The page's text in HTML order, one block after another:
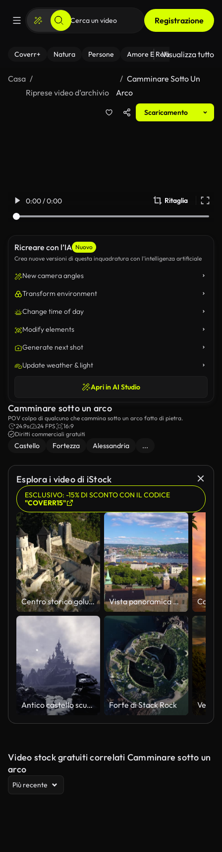
Registrazione
Coverr+ Natura Persone Amore E Relazioni Il
Visualizza tutto
Casa
Riprese video d’archivio
Camminare Sotto Un
Arco
Scaricamento
0:00 / 0:00 Ritaglia
Ricreare con l’IA Nuovo
Crea nuove versioni di questa inquadratura con l’intelligenza artificiale
New camera angles
Transform environment
Change time of day
Modify elements
Generate next shot
Update weather & light
Apri in AI Studio
Camminare sotto un arco
POV colpo di qualcuno che cammina sotto un arco fatto di pietra.
24.9s
24 FPS
16:9
Diritti commerciali gratuiti
Castello Fortezza Alessandria ...
Esplora i video di iStock
ESCLUSIVO: -15% DI SCONTO CON IL CODICE
"COVERR15"
Centro storico golubac Vista panoramica aerea della fortezza di Akershus a Oslo, Norvegia
Antico castello scuro con torri si trova sulla cima della montagna Forte di Stack Rock
Video stock gratuiti correlati Camminare sotto un
arco
Più recente